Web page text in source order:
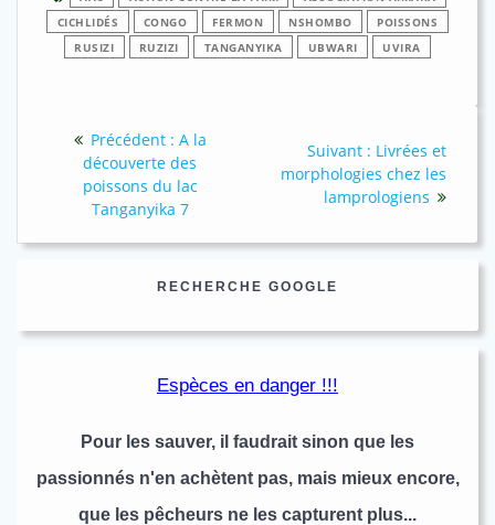
CICHLIDÉS
CONGO FERMON NSHOMBO
POISSONS
RUSIZI
RUZIZI TANGANYIKA UBWARI UVIRA
l’article
Précédent : Article
précédent
:
A la
découverte des
poissons du lac
Tanganyika 7
Suivant : Article
suivant
:
Livrées et
morphologies chez les
lamprologiens
RECHERCHE GOOGLE
Espèces en danger !!!
Pour les sauver, il faudrait sinon que les
passionnés n'en achètent pas, mais mieux encore,
que les pêcheurs ne les capturent plus...